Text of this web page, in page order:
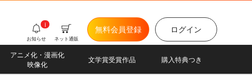
ログイン
無料会員登録
ネット通販
お知らせ
i
アニメ化・漫画化
映像化
文学賞受賞作品 購入特典つき